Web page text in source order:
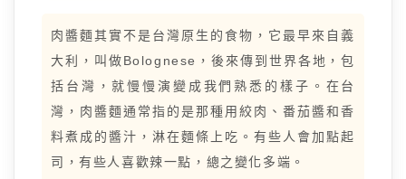
肉醬麵其實不是台灣原生的食物，它最早來自義
大利，叫做Bolognese，後來傳到世界各地，包
括台灣，就慢慢演變成我們熟悉的樣子。在台
灣，肉醬麵通常指的是那種用絞肉、番茄醬和香
料煮成的醬汁，淋在麵條上吃。有些人會加點起
司，有些人喜歡辣一點，總之變化多端。